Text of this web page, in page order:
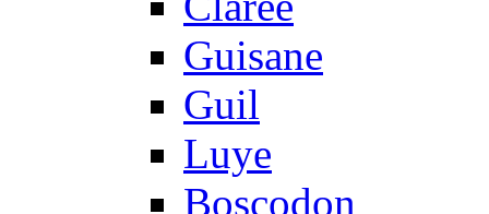
Guisane
Guil
Luye
Boscodon